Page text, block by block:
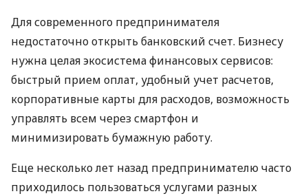
Для современного предпринимателя
недостаточно открыть банковский счет. Бизнесу
нужна целая экосистема финансовых сервисов:
быстрый прием оплат, удобный учет расчетов,
корпоративные карты для расходов, возможность
управлять всем через смартфон и
минимизировать бумажную работу.
Еще несколько лет назад предпринимателю часто
приходилось пользоваться услугами разных